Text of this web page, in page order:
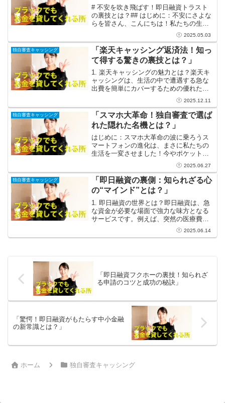
# 不安を吹き飛ばす！即日融資トラスト
の裏技とは？## はじめに：不安にさよな
らを皆さん、こんにちは！私たちの生活
は、時として予測できない出来事で溢れ
ています。急な出費や思わぬトラブルが
起こると、どうしても不安になってしま
いますよね。でも、...
2025.05.03
独自審査キャッシング
「楽天キャッシング返済法！知っ
て得する驚きの裏技とは？」
1. 楽天キャッシングの魅力とは？楽天キ
ャッシングは、生活の中で遭遇する急な
出費を簡単にカバーするための優れたサ
ービスです。今や多くの人々が、予期せ
ぬ経済的負担に対処するためにこの手段
を選んでいます。キャッシングは便利で
すが、返済の責任も伴...
2025.12.11
独自審査キャッシング
「スマホ大革命！独自審査で選ば
れた隠れた名機とは？」
はじめに：スマホ大革命の波に乗ろうス
マートフォンの進化は、まさに私たちの
生活を一変させました！今やポケットの
中に強力なコンピュータを持ち歩く時
代。情報取得やコミュニケーション、さ
らにはエンターテインメントまで、手の
ひらで全てが手に入る便利さ...
2025.06.27
独自審査キャッシング
「即日融資の裏側：知られざる心
の“マインド”とは？」
1. 即日融資の世界とは？即日融資は、急
な資金が必要な場面で強力な味方となる
サービスです。例えば、突然の医療費や
壊れた家電の修理費用が必要になったと
き、迅速にお金を手に入れることができ
2025.06.14
「即日融資フクホーの裏技！知られざ
る申請のコツと成功の秘訣」
「驚愕！即日融資がもたらす中小金融
の新常識とは？」
ホーム 独自審査キャッシング